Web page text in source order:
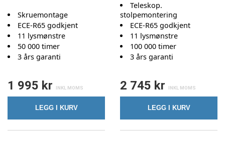
Skruemontage
ECE-R65 godkjent
11 lysmønstre
50 000 timer
3 års garanti
1 995 kr
LEGG I KURV
Teleskop.
stolpemontering
ECE-R65 godkjent
11 lysmønstre
100 000 timer
3 års garanti
2 745 kr
LEGG I KURV